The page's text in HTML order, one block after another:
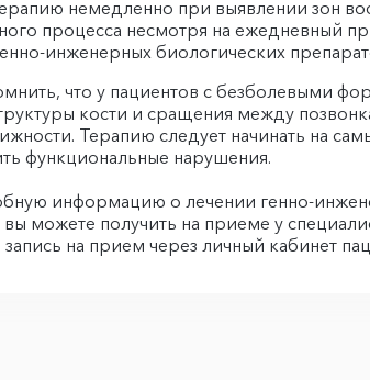
немедленно при выявлении зон
процесса несмотря на ежедневный
инженерных биологических
что у пациентов с безболевыми
кости и сращения между
Терапию следует начинать на
функциональные нарушения.
информацию о лечении генно-
вы можете получить на приеме у
на прием через личный кабинет